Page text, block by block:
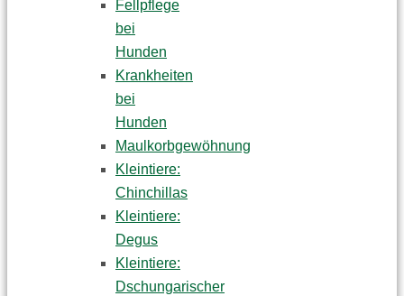
Fellpflege
bei
Hunden
Krankheiten
bei
Hunden
Maulkorbgewöhnung
Kleintiere:
Chinchillas
Kleintiere:
Degus
Kleintiere:
Dschungarischer